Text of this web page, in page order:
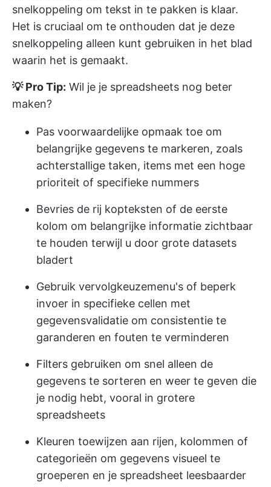
snelkoppeling om tekst in te pakken is klaar.
Het is cruciaal om te onthouden dat je deze
snelkoppeling alleen kunt gebruiken in het blad
waarin het is gemaakt.
💡 Pro Tip: Wil je je spreadsheets nog beter
maken?
Pas voorwaardelijke opmaak toe om
belangrijke gegevens te markeren, zoals
achterstallige taken, items met een hoge
prioriteit of specifieke nummers
Bevries de rij kopteksten of de eerste
kolom om belangrijke informatie zichtbaar
te houden terwijl u door grote datasets
bladert
Gebruik vervolgkeuzemenu's of beperk
invoer in specifieke cellen met
gegevensvalidatie om consistentie te
garanderen en fouten te verminderen
Filters gebruiken om snel alleen de
gegevens te sorteren en weer te geven die
je nodig hebt, vooral in grotere
spreadsheets
Kleuren toewijzen aan rijen, kolommen of
categorieën om gegevens visueel te
groeperen en je spreadsheet leesbaarder